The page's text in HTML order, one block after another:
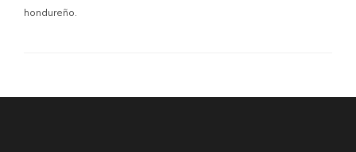
hondureño.